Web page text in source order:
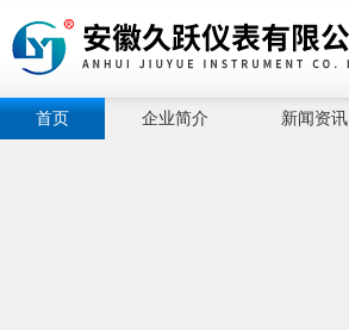
首页 企业简介 新闻资讯